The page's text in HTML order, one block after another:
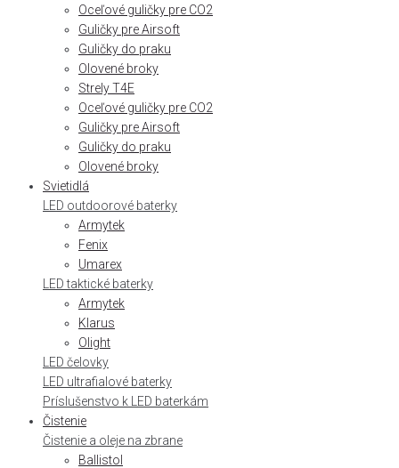
Oceľové guličky pre CO2
Guličky pre Airsoft
Guličky do praku
Olovené broky
Strely T4E
Oceľové guličky pre CO2
Guličky pre Airsoft
Guličky do praku
Olovené broky
Svietidlá
LED outdoorové baterky
Armytek
Fenix
Umarex
LED taktické baterky
Armytek
Klarus
Olight
LED čelovky
LED ultrafialové baterky
Príslušenstvo k LED baterkám
Čistenie
Čistenie a oleje na zbrane
Ballistol